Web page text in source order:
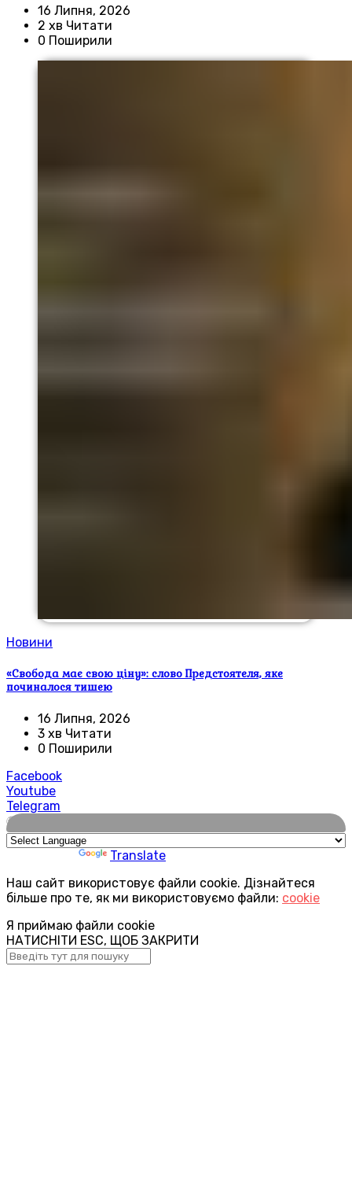
16 Липня, 2026
2 хв Читати
0 Поширили
Новини
«Свобода має свою ціну»: слово Предстоятеля, яке
починалося тишею
16 Липня, 2026
3 хв Читати
0 Поширили
Facebook
Youtube
Telegram
🌍
Translate
Наш сайт використовує файли cookie. Дізнайтеся
більше про те, як ми використовуємо файли: cookie
Я приймаю файли cookie
НАТИСНІТИ ESC, ЩОБ ЗАКРИТИ